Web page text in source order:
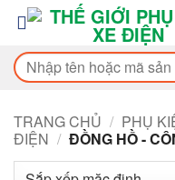
qua
nội
dung
Tìm
kiếm:
TRANG CHỦ / PHỤ
ĐIỆN / ĐỒNG HỒ -